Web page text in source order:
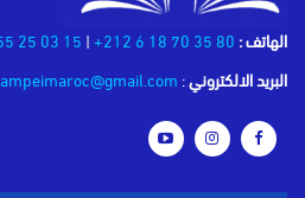
الهاتف : 80 35 70 18 6 212+
|
15 03 25 55 6 212+
البريد الالكتروني:
ampeimaroc@gmail.com